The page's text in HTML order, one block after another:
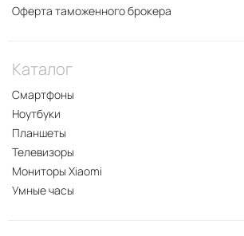
Оферта таможенного брокера
Каталог
Смартфоны
Ноутбуки
Планшеты
Телевизоры
Мониторы Xiaomi
Умные часы